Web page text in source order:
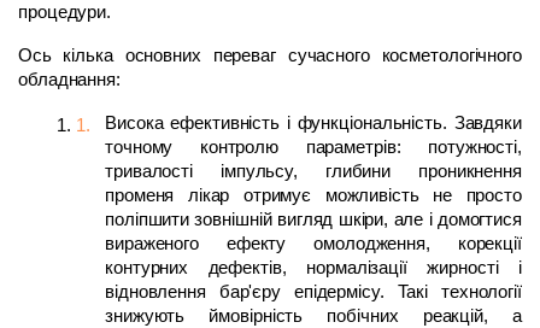
процедури.
Ось кілька основних переваг сучасного косметологічного
обладнання:
Висока ефективність і функціональність. Завдяки
точному контролю параметрів: потужності,
тривалості імпульсу, глибини проникнення
променя лікар отримує можливість не просто
поліпшити зовнішній вигляд шкіри, але і домогтися
вираженого ефекту омолодження, корекції
контурних дефектів, нормалізації жирності і
відновлення бар'єру епідермісу. Такі технології
знижують ймовірність побічних реакцій, а